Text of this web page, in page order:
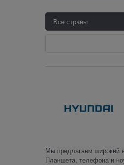
Мы предлагаем широкий
Планшета, телефона и